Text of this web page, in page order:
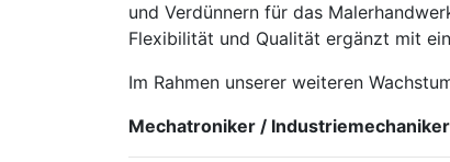
und Verdünnern für das
Flexibilität und Qualität ergänzt mit
Im Rahmen unserer weiteren
Mechatroniker /